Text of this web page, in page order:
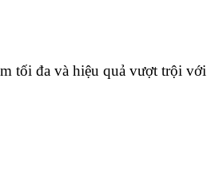
tối đa và hiệu quả vượt trội với